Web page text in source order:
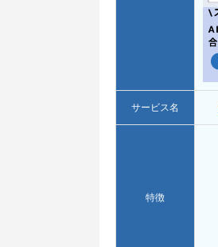
サービス名
特徴